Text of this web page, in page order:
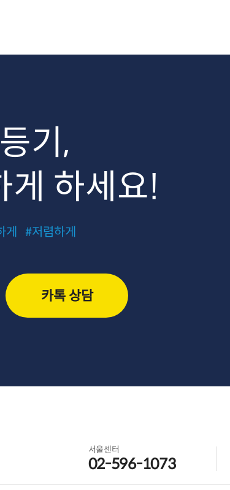
기,
게 하세요!
게 #저렴하게
카톡 상담
서울센터
02-596-1073